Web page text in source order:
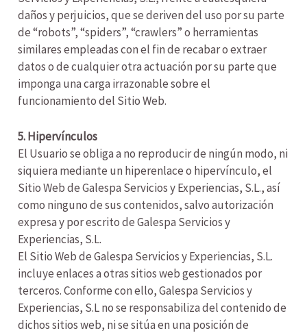
daños y perjuicios, que se deriven del uso por su parte
de “robots”, “spiders”, “crawlers” o herramientas
similares empleadas con el fin de recabar o extraer
datos o de cualquier otra actuación por su parte que
imponga una carga irrazonable sobre el
funcionamiento del Sitio Web.
5. Hipervínculos
El Usuario se obliga a no reproducir de ningún modo, ni
siquiera mediante un hiperenlace o hipervínculo, el
Sitio Web de Galespa Servicios y Experiencias, S.L., así
como ninguno de sus contenidos, salvo autorización
expresa y por escrito de Galespa Servicios y
Experiencias, S.L.
El Sitio Web de Galespa Servicios y Experiencias, S.L.
incluye enlaces a otras sitios web gestionados por
terceros. Conforme con ello, Galespa Servicios y
Experiencias, S.L no se responsabiliza del contenido de
dichos sitios web, ni se sitúa en una posición de